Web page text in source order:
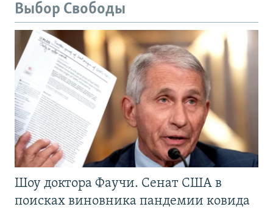
Выбор Свободы
Шоу доктора Фаучи. Сенат США в
поисках виновника пандемии ковида